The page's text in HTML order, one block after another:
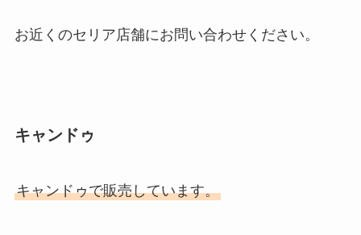
お近くのセリア店舗にお問い合わせください。
キャンドゥ
キャンドゥで販売しています。